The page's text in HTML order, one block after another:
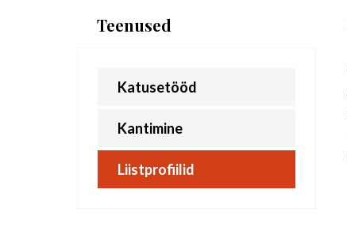
Teenused
Katusetööd
Kantimine
Liistprofiilid